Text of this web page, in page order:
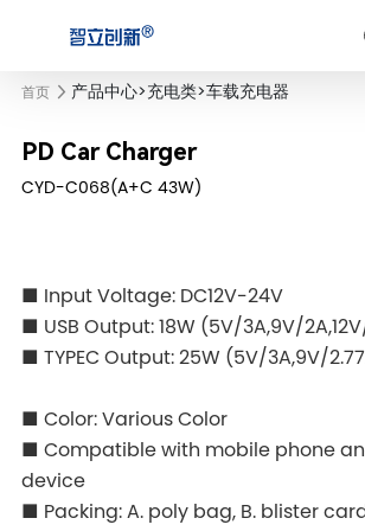
首页 产品中心>充电类>车载充电器
PD Car Charger
CYD-C068(A+C 43W)
■ Input Voltage: DC12V-24V
■ USB Output: 18W (5V/3A,9V/
■ TYPEC Output: 25W (5V/3A,9V/
■ Color: Various Color
■ Compatible with mobile phone
device
■ Packing: A. poly bag, B. blister